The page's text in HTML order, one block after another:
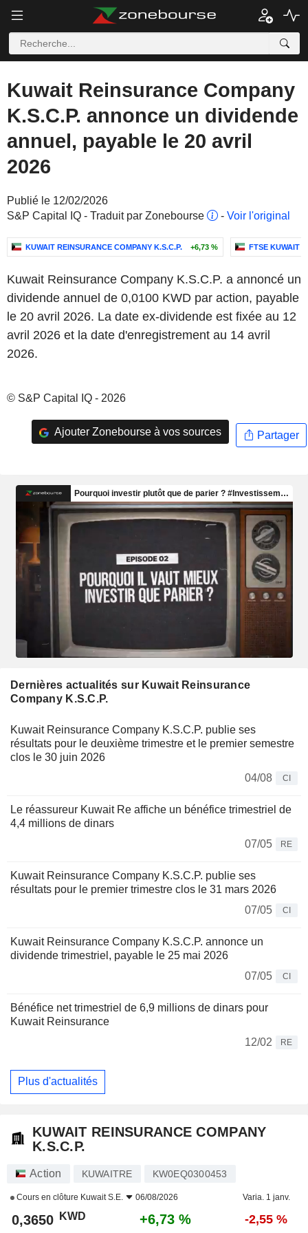
Kuwait Reinsurance Company
K.S.C.P. annonce un dividende
annuel, payable le 20 avril
2026
Publié le 12/02/2026
S&P Capital IQ - Traduit par Zonebourse
- Voir l'original
KUWAIT REINSURANCE COMPANY K.S.C.P. +6,73 % FTSE KUWAIT
Kuwait Reinsurance Company K.S.C.P. a annoncé un
dividende annuel de 0,0100 KWD par action, payable
le 20 avril 2026. La date ex-dividende est fixée au 12
avril 2026 et la date d'enregistrement au 14 avril
2026.
© S&P Capital IQ - 2026
Ajouter Zonebourse à vos sources Partager
Dernières actualités sur Kuwait Reinsurance
Company K.S.C.P.
Kuwait Reinsurance Company K.S.C.P. publie ses
résultats pour le deuxième trimestre et le premier semestre
clos le 30 juin 2026
04/08
CI
Le réassureur Kuwait Re affiche un bénéfice trimestriel de
4,4 millions de dinars
07/05
RE
Kuwait Reinsurance Company K.S.C.P. publie ses
résultats pour le premier trimestre clos le 31 mars 2026
07/05
CI
Kuwait Reinsurance Company K.S.C.P. annonce un
dividende trimestriel, payable le 25 mai 2026
07/05
CI
Bénéfice net trimestriel de 6,9 millions de dinars pour
Kuwait Reinsurance
12/02
RE
Plus d'actualités
KUWAIT REINSURANCE COMPANY
K.S.C.P.
Action KUWAITRE KW0EQ0300453
Cours en clôture Kuwait S.E. 06/08/2026 Varia. 1 janv.
0,3650 KWD +6,73 % -2,55 %